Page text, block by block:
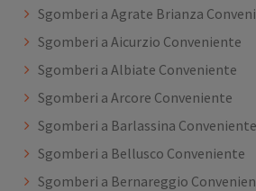
Sgomberi a Agrate Brianza
Sgomberi a Aicurzio Conveniente
Sgomberi a Albiate Conveniente
Sgomberi a Arcore Conveniente
Sgomberi a Barlassina Conveniente
Sgomberi a Bellusco Conveniente
Sgomberi a Bernareggio